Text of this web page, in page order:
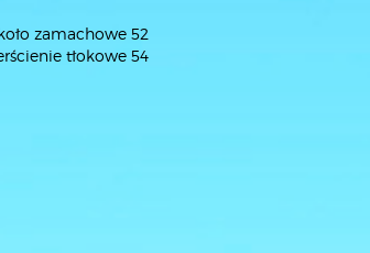
zamachowe 52
tłokowe 54